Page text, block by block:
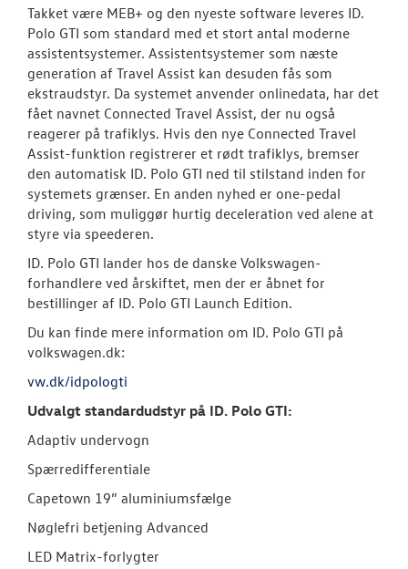
Takket være MEB+ og den nyeste software leveres ID.
Polo GTI som standard med et stort antal moderne
assistentsystemer. Assistentsystemer som næste
generation af Travel Assist kan desuden fås som
ekstraudstyr. Da systemet anvender onlinedata, har det
fået navnet Connected Travel Assist, der nu også
reagerer på trafiklys. Hvis den nye Connected Travel
Assist-funktion registrerer et rødt trafiklys, bremser
den automatisk ID. Polo GTI ned til stilstand inden for
systemets grænser. En anden nyhed er one-pedal
driving, som muliggør hurtig deceleration ved alene at
styre via speederen.
ID. Polo GTI lander hos de danske Volkswagen-
forhandlere ved årskiftet, men der er åbnet for
bestillinger af ID. Polo GTI Launch Edition.
Du kan finde mere information om ID. Polo GTI på
volkswagen.dk:
vw.dk/idpologti
Udvalgt standardudstyr på ID. Polo GTI:
Adaptiv undervogn
Spærredifferentiale
Capetown 19” aluminiumsfælge
Nøglefri betjening Advanced
LED Matrix-forlygter